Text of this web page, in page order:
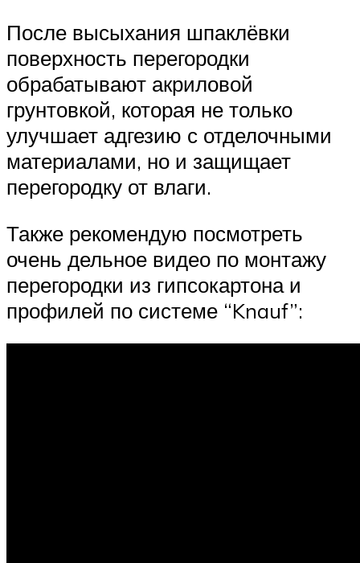
После высыхания шпаклёвки
поверхность перегородки
обрабатывают акриловой
грунтовкой, которая не только
улучшает адгезию с отделочными
материалами, но и защищает
перегородку от влаги.
Также рекомендую посмотреть
очень дельное видео по монтажу
перегородки из гипсокартона и
профилей по системе “Knauf”: